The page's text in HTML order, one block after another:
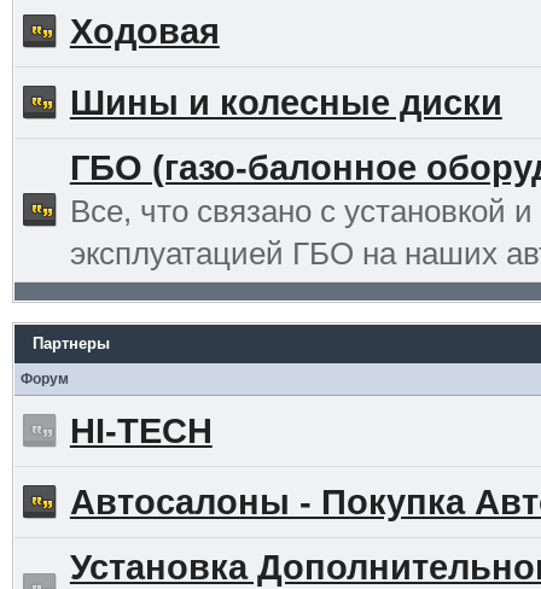
Ходовая
Шины и колесные диски
ГБО (газо-балонное
Все, что связано с установкой и
эксплуатацией ГБО на наших
Партнеры
Форум
HI-TECH
Автосалоны - Покупка
Установка